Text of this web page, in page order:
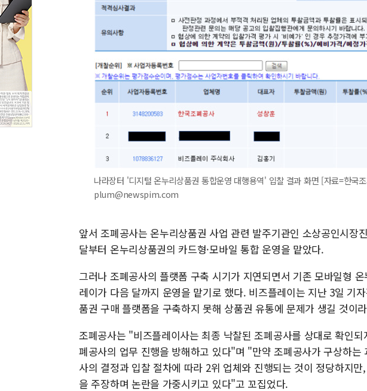
나라장터 '디지털 온누리상품권 통합운영 대행용역' 입찰 결과 화면 [자료=한국
plum@newspim.com
앞서 조폐공사는 온누리상품권 사업 관련 발주기관인 소상공인시장
달부터 온누리상품권의 카드형·모바일 통합 운영을 맡았다.
그러나 조폐공사의 플랫폼 구축 시기가 지연되면서 기존 모바일형
레이가 다음 달까지 운영을 맡기로 했다. 비즈플레이는 지난 3일 기
품권 구매 플랫폼을 구축하지 못해 상품권 유통에 문제가 생길 것이
조폐공사는 "비즈플레이사는 최종 낙찰된 조폐공사를 상대로 확인
폐공사의 업무 진행을 방해하고 있다"며 "만약 조폐공사가 구상하는
사의 결정과 입찰 절차에 따라 2위 업체와 진행되는 것이 정당하지
을 주장하며 논란을 가중시키고 있다"고 꼬집었다.